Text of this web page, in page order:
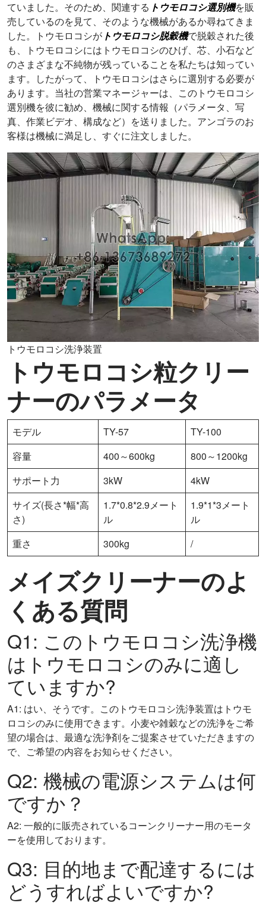
ていました。そのため、関連する トウモロコシ選別機を販
売しているのを見て、そのような機械があるか尋ねてきま
した。トウモロコシが トウモロコシ脱穀機で脱穀された後
も、トウモロコシにはトウモロコシのひげ、芯、小石など
のさまざまな不純物が残っていることを私たちは知ってい
ます。したがって、トウモロコシはさらに選別する必要が
あります。当社の営業マネージャーは、このトウモロコシ
選別機を彼に勧め、機械に関する情報（パラメータ、写
真、作業ビデオ、構成など）を送りました。アンゴラのお
客様は機械に満足し、すぐに注文しました。
トウモロコシ洗浄装置
トウモロコシ粒クリー
ナーのパラメータ
モデル TY-57
TY-100
容量
400～600kg
800～1200kg
サポート力
3kW
4kW
サイズ(長さ*幅*高
さ)
1.7*0.8*2.9メート
ル
1.9*1*3メート
ル
重さ
300kg /
メイズクリーナーのよ
くある質問
Q1: このトウモロコシ洗浄機
はトウモロコシのみに適し
ていますか?
A1: はい、そうです。このトウモロコシ洗浄装置はトウモ
ロコシのみに使用できます。小麦や雑穀などの洗浄をご希
望の場合は、最適な洗浄剤をご提案させていただきますの
で、ご希望の内容をお知らせください。
Q2: 機械の電源システムは何
ですか？
A2: 一般的に販売されているコーンクリーナー用のモータ
ーを使用しております。
Q3: 目的地まで配達するには
どうすればよいですか?